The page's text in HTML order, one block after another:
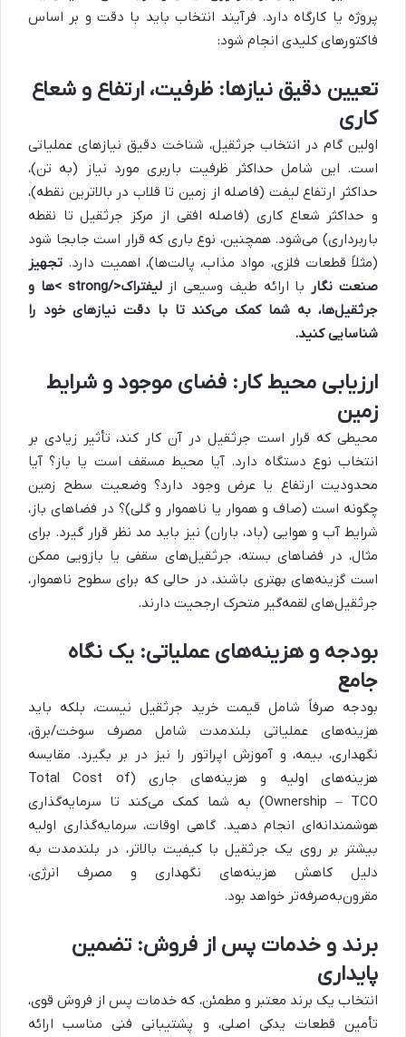
پروژه یا کارگاه دارد. فرآیند انتخاب باید با دقت و بر اساس
فاکتورهای کلیدی انجام شود:
تعیین دقیق نیازها: ظرفیت، ارتفاع و شعاع
کاری
اولین گام در انتخاب جرثقیل، شناخت دقیق نیازهای عملیاتی
است. این شامل حداکثر ظرفیت باربری مورد نیاز (به تن)،
حداکثر ارتفاع لیفت (فاصله از زمین تا قلاب در بالاترین نقطه)،
و حداکثر شعاع کاری (فاصله افقی از مرکز جرثقیل تا نقطه
باربرداری) می‌شود. همچنین، نوع باری که قرار است جابجا شود
(مثلاً قطعات فلزی، مواد مذاب، پالت‌ها)، اهمیت دارد. تجهیز
صنعت نگار با ارائه طیف وسیعی از
لیفتراک</strong >ها و
جرثقیل‌ها، به شما کمک می‌کند تا با دقت نیازهای خود را
شناسایی کنید.
ارزیابی محیط کار: فضای موجود و شرایط
زمین
محیطی که قرار است جرثقیل در آن کار کند، تأثیر زیادی بر
انتخاب نوع دستگاه دارد. آیا محیط مسقف است یا باز؟ آیا
محدودیت ارتفاع یا عرض وجود دارد؟ وضعیت سطح زمین
چگونه است (صاف و هموار یا ناهموار و گلی)؟ در فضاهای باز،
شرایط آب و هوایی (باد، باران) نیز باید مد نظر قرار گیرد. برای
مثال، در فضاهای بسته، جرثقیل‌های سقفی یا بازویی ممکن
است گزینه‌های بهتری باشند، در حالی که برای سطوح ناهموار،
جرثقیل‌های لقمه‌گیر متحرک ارجحیت دارند.
بودجه و هزینه‌های عملیاتی: یک نگاه
جامع
بودجه صرفاً شامل قیمت خرید جرثقیل نیست، بلکه باید
هزینه‌های عملیاتی بلندمدت شامل مصرف سوخت/برق،
نگهداری، بیمه، و آموزش اپراتور را نیز در بر بگیرد. مقایسه
هزینه‌های اولیه و هزینه‌های جاری (Total Cost of
Ownership – TCO) به شما کمک می‌کند تا سرمایه‌گذاری
هوشمندانه‌ای انجام دهید. گاهی اوقات، سرمایه‌گذاری اولیه
بیشتر بر روی یک جرثقیل با کیفیت بالاتر، در بلندمدت به
دلیل کاهش هزینه‌های نگهداری و مصرف انرژی،
مقرون‌به‌صرفه‌تر خواهد بود.
برند و خدمات پس از فروش: تضمین
پایداری
انتخاب یک برند معتبر و مطمئن، که خدمات پس از فروش قوی،
تأمین قطعات یدکی اصلی، و پشتیبانی فنی مناسب ارائه